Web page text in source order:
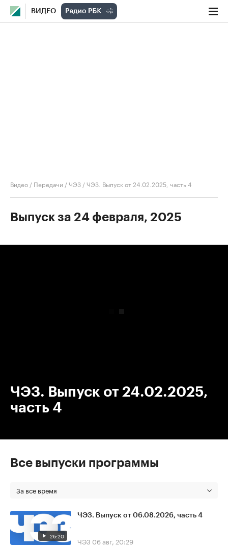
ВИДЕО
Видео / Передачи /ЧЭЗ /ЧЭЗ. Выпуск от 24.02.2025, часть 4
Выпуск за 24 февраля, 2025
ЧЭЗ. Выпуск от 24.02.2025,
часть 4
Все выпуски программы
За все время
26:20
ЧЭЗ. Выпуск от 06.08.2026, часть 4
ЧЭЗ 06 авг, 20:29